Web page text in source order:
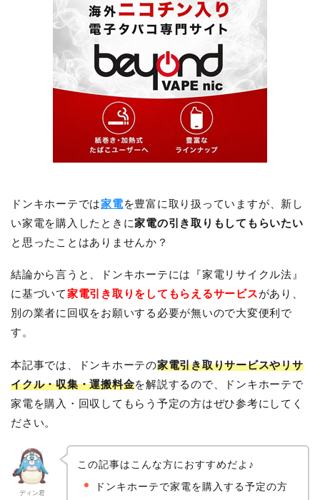
ドンキホーテでは家電を豊富に取り扱っていますが、新し
い家電を購入したときに家電の引き取りもしてもらいたい
と思ったことはありませんか？
結論から言うと、ドンキホーテには『家電リサイクル法』
に基づいて家電引き取りをしてもらえるサービスがあり、
別の業者に回収をお願いする必要が無いので大変便利で
す。
本記事では、ドンキホーテの家電引き取りサービスやリサ
イクル・収集・運搬料金を解説するので、ドンキホーテで
家電を購入・回収してもらう予定の方はぜひ参考にしてく
ださい。
ディン君
この記事はこんな方におすすめだよ♪
ドンキホーテで家電を購入する予定の方